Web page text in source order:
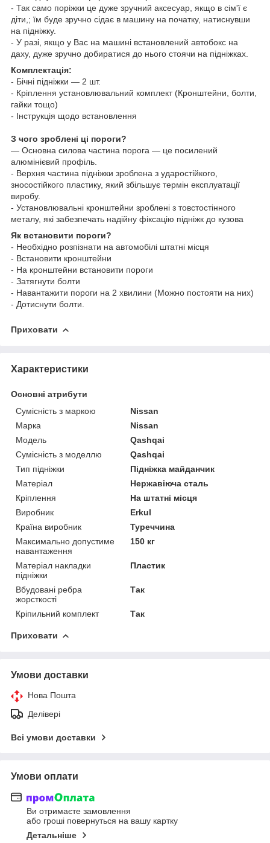
- Так само поріжки це дуже зручний аксесуар, якщо в сім'ї є
діти,; їм буде зручно сідає в машину на початку, натиснувши
на підніжку.
- У разі, якщо у Вас на машині встановлений автобокс на
даху, дуже зручно добиратися до нього стоячи на підніжках.
Комплектація:
- Бічні підніжки — 2 шт.
- Кріплення установлювальний комплект (Кронштейни, болти,
гайки тощо)
- Інструкція щодо встановлення
З чого зроблені ці пороги?
— Основна силова частина порога — це посилений
алюмінієвий профіль.
- Верхня частина підніжки зроблена з ударостійкого,
зносостійкого пластику, який збільшує термін експлуатації
виробу.
- Установлювальні кронштейни зроблені з товстостінного
металу, які забезпечать надійну фіксацію підніжк до кузова
Як встановити пороги?
- Необхідно розпізнати на автомобілі штатні місця
- Встановити кронштейни
- На кронштейни встановити пороги
- Затягнути болти
- Навантажити пороги на 2 хвилини (Можно постояти на них)
- Дотиснути болти.
Приховати
Характеристики
Основні атрибути
Сумісність з маркою
Nissan
Марка
Nissan
Модель
Qashqai
Сумісність з моделлю
Qashqai
Тип підніжки
Підніжка майданчик
Матеріал
Нержавіюча сталь
Кріплення
На штатні місця
Виробник
Erkul
Країна виробник
Туреччина
Максимально допустиме
навантаження
150 кг
Матеріал накладки
підніжки
Пластик
Вбудовані ребра
жорсткості
Так
Кріпильний комплект Так
Приховати
Умови доставки
Нова Пошта
Делівері
Всі умови доставки
Умови оплати
Ви отримаєте замовлення
або гроші повернуться на вашу картку
Детальніше